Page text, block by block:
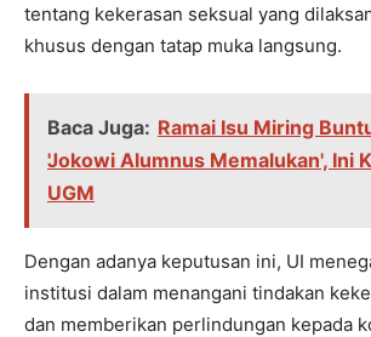
tentang kekerasan seksual yang
khusus dengan tatap muka langsung.
Baca Juga: Ramai Isu Miring
'Jokowi Alumnus Memalukan', Ini
UGM
Dengan adanya keputusan ini, UI
institusi dalam menangani tindakan
dan memberikan perlindungan kepada